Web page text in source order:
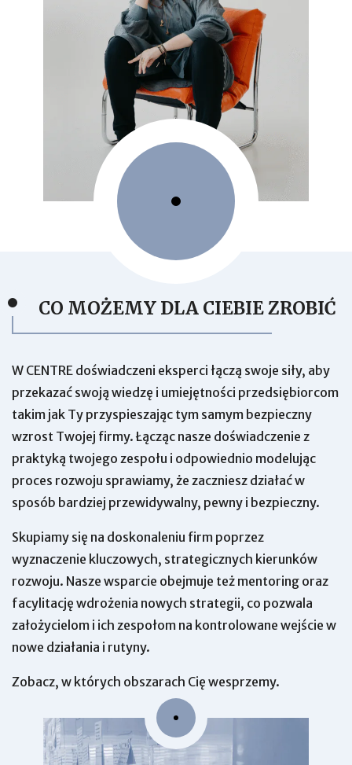
CO MOŻEMY DLA CIEBIE ZROBIĆ
W CENTRE doświadczeni eksperci łączą swoje siły, aby
przekazać swoją wiedzę i umiejętności przedsiębiorcom
takim jak Ty przyspieszając tym samym bezpieczny
wzrost Twojej firmy. Łącząc nasze doświadczenie z
praktyką twojego zespołu i odpowiednio modelując
proces rozwoju sprawiamy, że zaczniesz działać w
sposób bardziej przewidywalny, pewny i bezpieczny.
Skupiamy się na doskonaleniu firm poprzez
wyznaczenie kluczowych, strategicznych kierunków
rozwoju. Nasze wsparcie obejmuje też mentoring oraz
facylitację wdrożenia nowych strategii, co pozwala
założycielom i ich zespołom na kontrolowane wejście w
nowe działania i rutyny.
Zobacz, w których obszarach Cię wesprzemy.